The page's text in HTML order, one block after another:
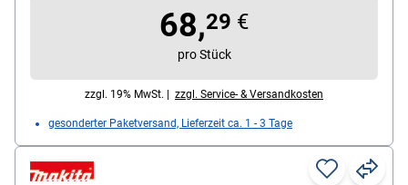
68,29 €
pro Stück
zzgl. 19% MwSt. | zzgl. Service- & Versandkosten
gesonderter Paketversand, Lieferzeit ca. 1 - 3 Tage